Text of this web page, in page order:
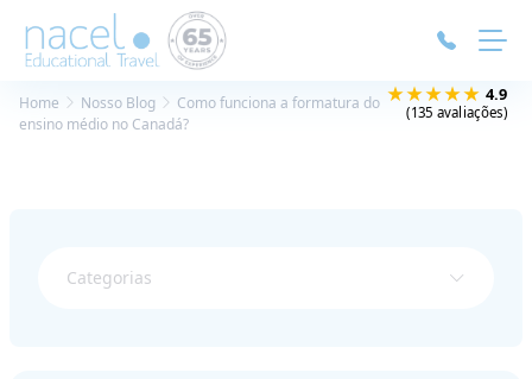
★★★★★ 4.9
(135 avaliações)
Home Nosso Blog
Como funciona a formatura do
ensino médio no Canadá?
Categorias
Painel de Gerenciamento de Cookies